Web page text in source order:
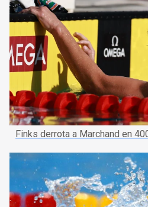
Finks derrota a Marchand en